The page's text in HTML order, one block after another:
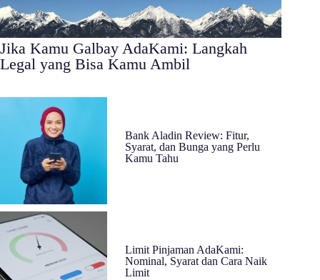
Jika Kamu Galbay AdaKami: Langkah
Legal yang Bisa Kamu Ambil
Bank Aladin Review: Fitur,
Syarat, dan Bunga yang Perlu
Kamu Tahu
Limit Pinjaman AdaKami:
Nominal, Syarat dan Cara Naik
Limit